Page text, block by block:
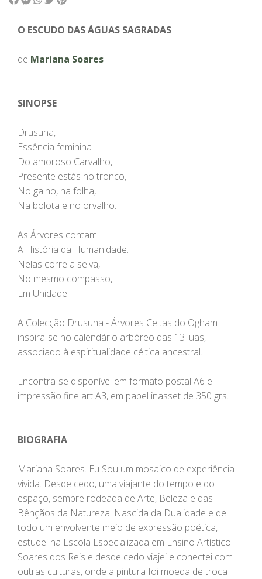
O ESCUDO DAS ÁGUAS SAGRADAS
de Mariana Soares
SINOPSE
Drusuna,
Essência feminina
Do amoroso Carvalho,
Presente estás no tronco,
No galho, na folha,
Na bolota e no orvalho.
As Árvores contam
A História da Humanidade.
Nelas corre a seiva,
No mesmo compasso,
Em Unidade.
A Colecção Drusuna - Árvores Celtas do Ogham
inspira-se no calendário arbóreo das 13 luas,
associado à espiritualidade céltica ancestral.
Encontra-se disponível em formato postal A6 e
impressão fine art A3, em papel inasset de 350 grs.
BIOGRAFIA
Mariana Soares. Eu Sou um mosaico de experiência
vivida. Desde cedo, uma viajante do tempo e do
espaço, sempre rodeada de Arte, Beleza e das
Bênçãos da Natureza. Nascida da Dualidade e de
todo um envolvente meio de expressão poética,
estudei na Escola Especializada em Ensino Artístico
Soares dos Reis e desde cedo viajei e conectei com
outras culturas, onde a pintura foi moeda de troca